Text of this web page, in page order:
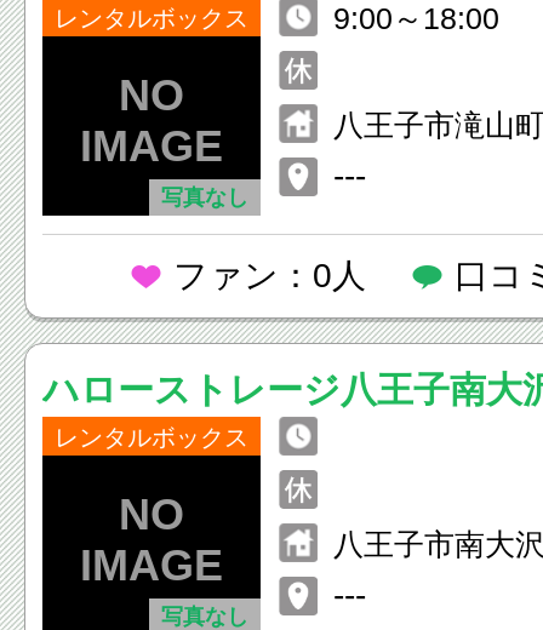
木・石川）
レンタルボックス
写真なし
9:00～18:00
八王子市滝山
---
ファン：0人 口コ
ハローストレージ八王子南大
レンタルボックス
写真なし
八王子市南大
---